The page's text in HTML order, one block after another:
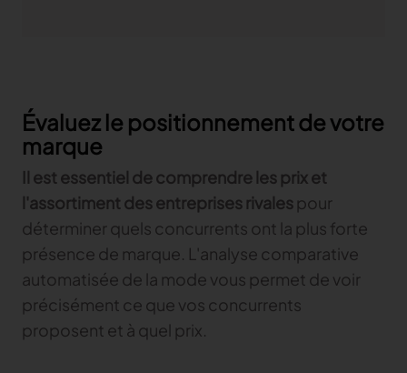
Évaluez le positionnement de votre
marque
Il est essentiel de comprendre les prix et
l'assortiment des entreprises rivales pour
déterminer quels concurrents ont la plus forte
présence de marque. L'analyse comparative
automatisée de la mode vous permet de voir
précisément ce que vos concurrents
proposent et à quel prix.